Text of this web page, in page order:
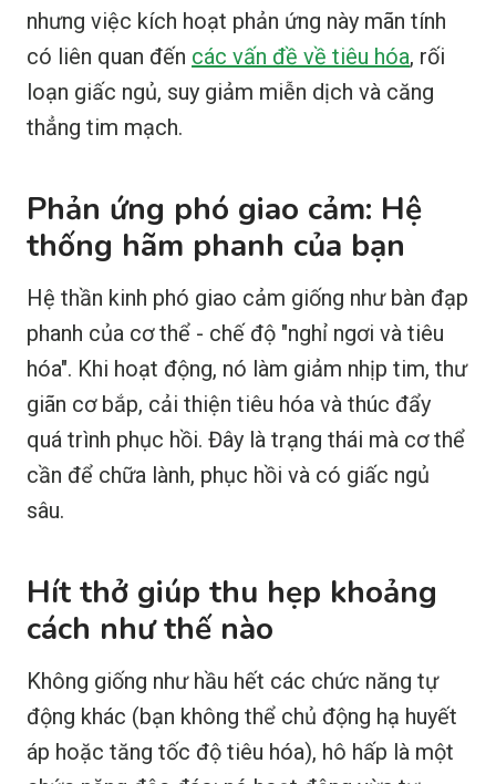
nhưng việc kích hoạt phản ứng này mãn tính
có liên quan đến các vấn đề về tiêu hóa, rối
loạn giấc ngủ, suy giảm miễn dịch và căng
thẳng tim mạch.
Phản ứng phó giao cảm: Hệ
thống hãm phanh của bạn
Hệ thần kinh phó giao cảm giống như bàn đạp
phanh của cơ thể - chế độ "nghỉ ngơi và tiêu
hóa". Khi hoạt động, nó làm giảm nhịp tim, thư
giãn cơ bắp, cải thiện tiêu hóa và thúc đẩy
quá trình phục hồi. Đây là trạng thái mà cơ thể
cần để chữa lành, phục hồi và có giấc ngủ
sâu.
Hít thở giúp thu hẹp khoảng
cách như thế nào
Không giống như hầu hết các chức năng tự
động khác (bạn không thể chủ động hạ huyết
áp hoặc tăng tốc độ tiêu hóa), hô hấp là một